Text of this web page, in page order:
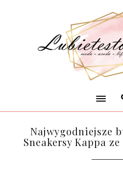
Najwygodniejsze
Sneakersy Kappa